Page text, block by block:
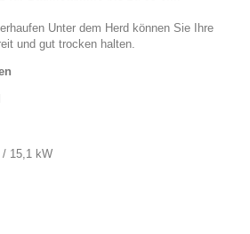
Unter dem Herd können Sie Ihre
und gut trocken halten.
/ 15,1 kW